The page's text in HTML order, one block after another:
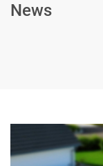
News